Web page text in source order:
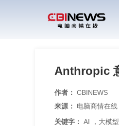
Anthropic
作者： CBINEWS
来源： 电脑商情在线
关键字： AI ， 大模型